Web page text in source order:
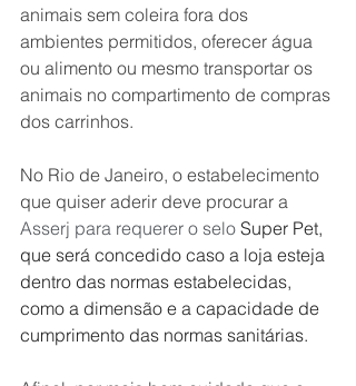
animais sem coleira fora dos
ambientes permitidos, oferecer água
ou alimento ou mesmo transportar os
animais no compartimento de compras
dos carrinhos.
No Rio de Janeiro, o estabelecimento
que quiser aderir deve procurar a
Asserj para requerer o selo Super Pet,
que será concedido caso a loja esteja
dentro das normas estabelecidas,
como a dimensão e a capacidade de
cumprimento das normas sanitárias.